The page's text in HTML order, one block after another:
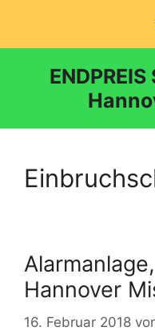
springen
Hannover
16. Februar 2018